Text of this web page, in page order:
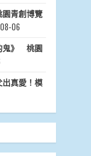
園青創博覽
06
鬼》 桃園
真愛！模